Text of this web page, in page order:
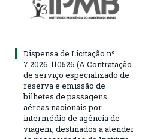
Dispensa de Licitação nº
7.2026-110526 (A Contratação
de serviço especializado de
reserva e emissão de
bilhetes de passagens
aéreas nacionais por
intermédio de agência de
viagem, destinados a atender